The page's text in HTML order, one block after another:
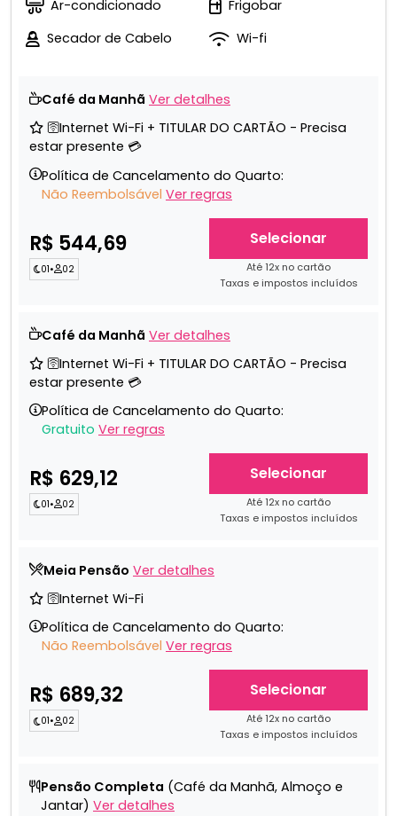
Ar-condicionado
Frigobar
Secador de Cabelo
Wi-fi
Café da Manhã Ver detalhes
🛜Internet Wi-Fi + TITULAR DO CARTÃO - Precisa
estar presente 💳
Política de Cancelamento do Quarto:
Não Reembolsável Ver regras
R$ 544,69
01• 02
Selecionar
Até 12x no cartão
Taxas e impostos incluídos
Café da Manhã Ver detalhes
🛜Internet Wi-Fi + TITULAR DO CARTÃO - Precisa
estar presente 💳
Política de Cancelamento do Quarto:
Gratuito Ver regras
R$ 629,12
01• 02
Selecionar
Até 12x no cartão
Taxas e impostos incluídos
Meia Pensão Ver detalhes
🛜Internet Wi-Fi
Política de Cancelamento do Quarto:
Não Reembolsável Ver regras
R$ 689,32
01• 02
Selecionar
Até 12x no cartão
Taxas e impostos incluídos
Pensão Completa (Café da Manhã, Almoço e
Jantar) Ver detalhes